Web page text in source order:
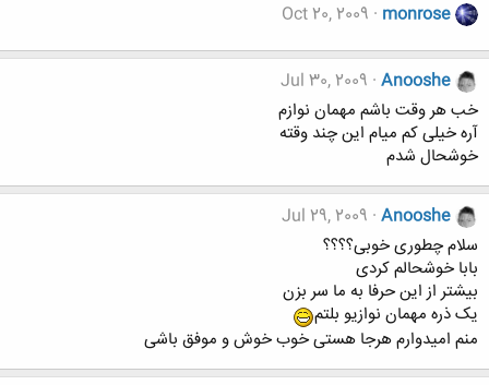
monrose
Oct 20, 2009
Anooshe
Jul 30, 2009
خب هر وقت باشم مهمان نوازم
آره خیلی کم میام این چند وقته
خوشحال شدم
Anooshe
Jul 29, 2009
سلام چطوری خوبی؟؟؟؟
بابا خوشحالم کردی
بیشتر از این حرفا به ما سر بزن
یک ذره مهمان نوازیو بلتم
منم امیدوارم هرجا هستی خوب خوش و موفق باشی